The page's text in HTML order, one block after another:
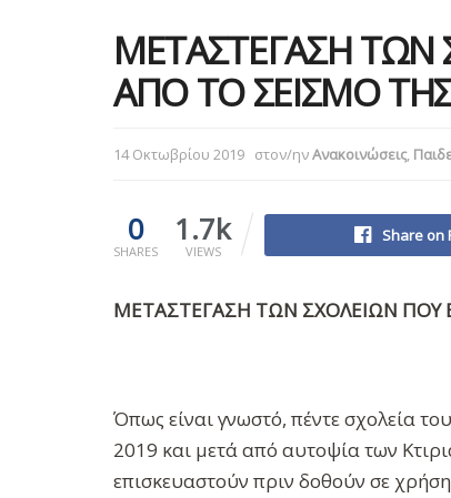
ΜΕΤΑΣΤΕΓΑΣΗ ΤΩΝ
ΑΠΟ ΤΟ ΣΕΙΣΜΟ ΤΗΣ
14 Οκτωβρίου 2019 στον/ηνΑνακοινώσεις,
0
SHARES
1.7k
VIEWS
Share on
ΜΕΤΑΣΤΕΓΑΣΗ ΤΩΝ ΣΧΟΛΕΙΩΝ ΠΟΥ
Όπως είναι γνωστό, πέντε σχολεία
2019 και μετά από αυτοψία των
επισκευαστούν πριν δοθούν σε